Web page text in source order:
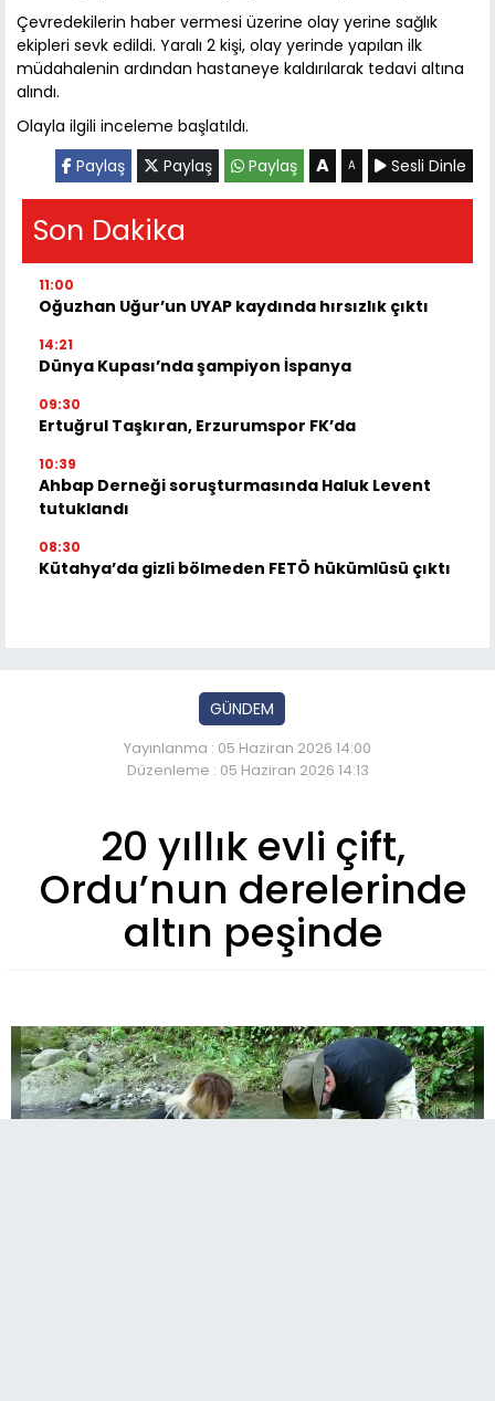
Çevredekilerin haber vermesi üzerine olay yerine sağlık
ekipleri sevk edildi. Yaralı 2 kişi, olay yerinde yapılan ilk
müdahalenin ardından hastaneye kaldırılarak tedavi altına
alındı.
Olayla ilgili inceleme başlatıldı.
Paylaş
Paylaş Paylaş A A Sesli Dinle
Son Dakika
11:00
Oğuzhan Uğur’un UYAP kaydında hırsızlık çıktı
14:21
Dünya Kupası’nda şampiyon İspanya
09:30
Ertuğrul Taşkıran, Erzurumspor FK’da
10:39
Ahbap Derneği soruşturmasında Haluk Levent
tutuklandı
08:30
Kütahya’da gizli bölmeden FETÖ hükümlüsü çıktı
GÜNDEM
Yayınlanma : 05 Haziran 2026 14:00
Düzenleme : 05 Haziran 2026 14:13
20 yıllık evli çift,
Ordu’nun derelerinde
altın peşinde